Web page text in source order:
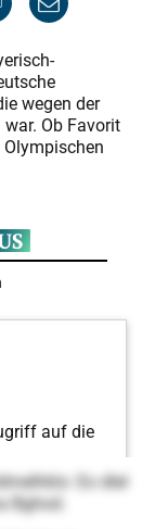
wegen der
Ob Favorit
Eo dlel
Bghod.